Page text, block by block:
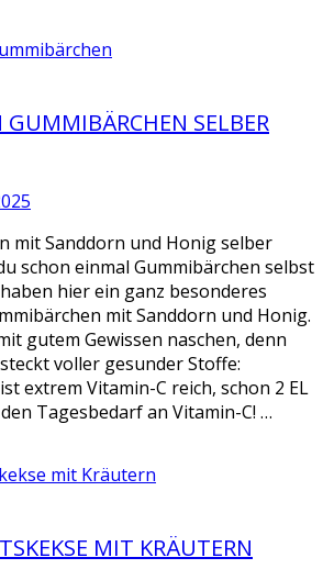
GUMMIBÄRCHEN SELBER
mit Sanddorn und Honig selber
schon einmal Gummibärchen selbst
hier ein ganz besonderes
mit Sanddorn und Honig.
gutem Gewissen naschen, denn
voller gesunder Stoffe:
extrem Vitamin-C reich, schon 2 EL
Tagesbedarf an Vitamin-C! …
MIT KRÄUTERN